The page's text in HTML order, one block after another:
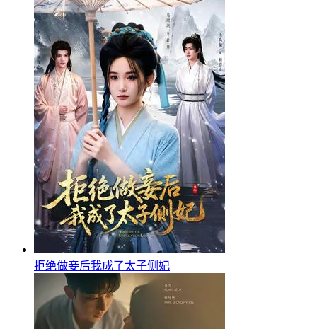
拒绝做妾后我成了太子侧妃